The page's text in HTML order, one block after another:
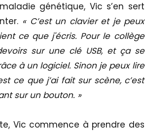
génétique, Vic s’en sert
« C’est un clavier et je peux
ce que j'écris. Pour le collège
sur une clé USB, et ça se
à un logiciel. Sinon je peux lire
ce que j’ai fait sur scène, c’est
sur un bouton. »
Vic commence à prendre des